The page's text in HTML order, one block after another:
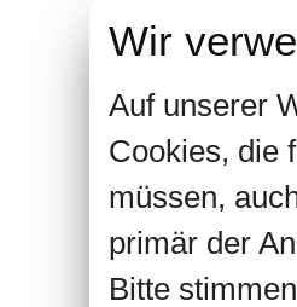
Wir
Auf unserer
Cookies, die
müssen,
primär der
Bitte